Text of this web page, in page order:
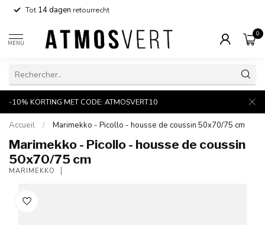
Tot14 dagen retourrecht
MENU
0
-10% KORTING MET CODE: ATMOSVERT10
Accueil / Marimekko - Picollo - housse de coussin 50x70/75 cm
Marimekko - Picollo - housse de coussin
50x70/75 cm
MARIMEKKO